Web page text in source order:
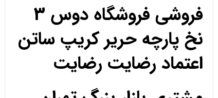
فروشی فروشگاه دوس 3
نخ پارچه حریر کریپ ساتن
اعتماد رضایت رضایت